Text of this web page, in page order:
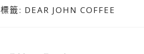
標籤: DEAR JOHN COFFEE